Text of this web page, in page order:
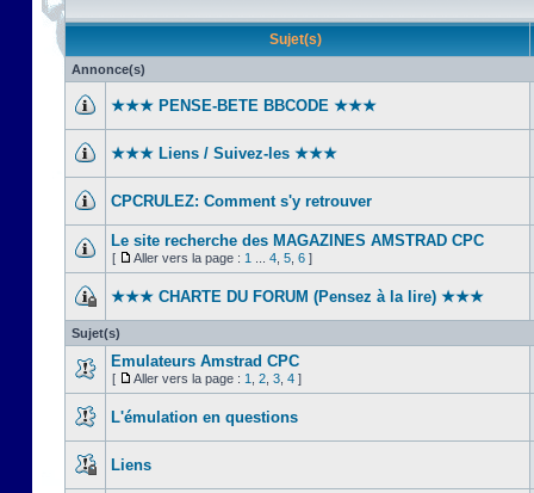
Sujet(s)
Annonce(s)
★★★ PENSE-BETE BBCODE ★★★
★★★ Liens / Suivez-les ★★★
CPCRULEZ: Comment s'y retrouver‎
Le site recherche des MAGAZINES AMSTRAD CPC
[ Aller vers la page : 1 4 5 6 ]
★★★ CHARTE DU FORUM (Pensez à la lire) ★★★
Sujet(s)
Emulateurs Amstrad CPC
[ Aller vers la page : 1 2 3 4 ]
L'émulation en questions
Liens